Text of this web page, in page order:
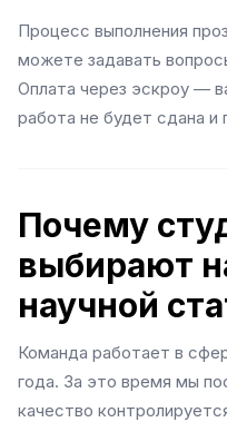
Процесс выполнения
можете задавать
Оплата через эскроу —
работа не будет сдана и
Почему
выбирают
научной
Команда работает в
года. За это время мы
качество